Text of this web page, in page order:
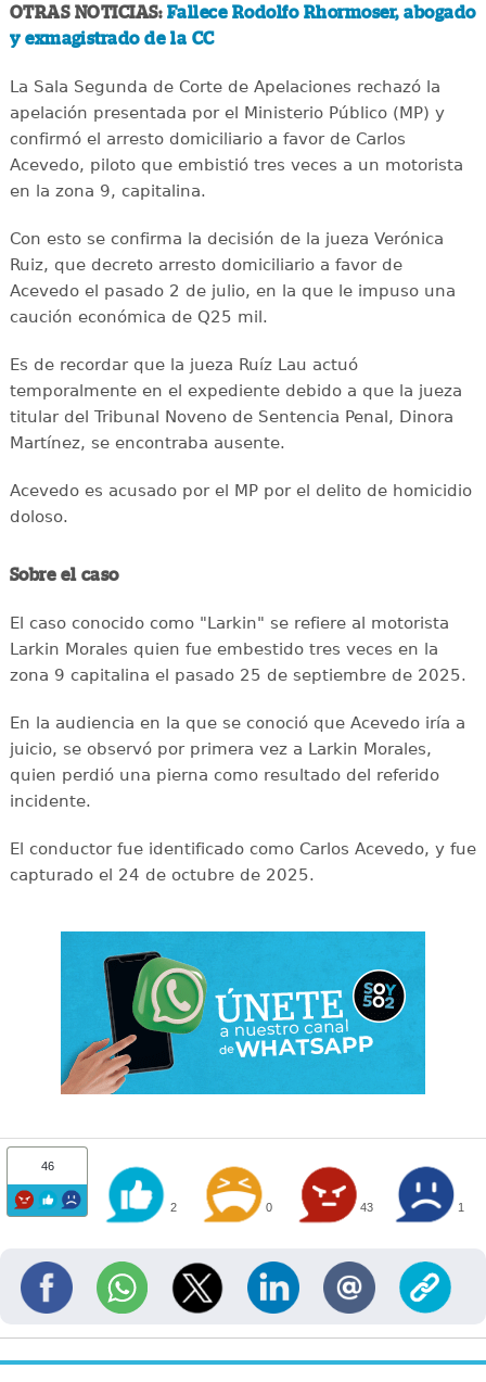
OTRAS NOTICIAS: Fallece Rodolfo Rhormoser, abogado
y exmagistrado de la CC
La Sala Segunda de Corte de Apelaciones rechazó la
apelación presentada por el Ministerio Público (MP) y
confirmó el arresto domiciliario a favor de Carlos
Acevedo, piloto que embistió tres veces a un motorista
en la zona 9, capitalina.
Con esto se confirma la decisión de la jueza Verónica
Ruiz, que decreto arresto domiciliario a favor de
Acevedo el pasado 2 de julio, en la que le impuso una
caución económica de Q25 mil.
Es de recordar que la jueza Ruíz Lau actuó
temporalmente en el expediente debido a que la jueza
titular del Tribunal Noveno de Sentencia Penal, Dinora
Martínez, se encontraba ausente.
Acevedo es acusado por el MP por el delito de homicidio
doloso.
Sobre el caso
El caso conocido como "Larkin" se refiere al motorista
Larkin Morales quien fue embestido tres veces en la
zona 9 capitalina el pasado 25 de septiembre de 2025.
En la audiencia en la que se conoció que Acevedo iría a
juicio, se observó por primera vez a Larkin Morales,
quien perdió una pierna como resultado del referido
incidente.
El conductor fue identificado como Carlos Acevedo, y fue
capturado el 24 de octubre de 2025.
46
2 0 43 1